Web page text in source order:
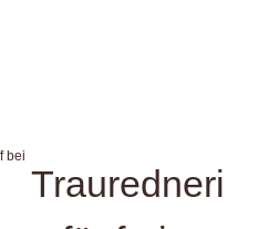
Trauredneri